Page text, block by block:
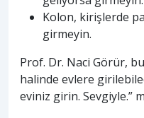
Kolon, kirişlerde
girmeyin.
Prof. Dr. Naci Görür,
halinde evlere
eviniz girin. Sevgiyle.”